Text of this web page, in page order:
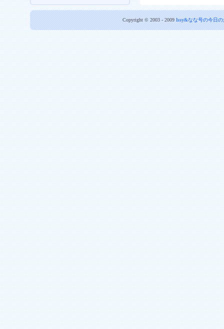
Copyright © 2003 - 2009 Issy&なな号の今日